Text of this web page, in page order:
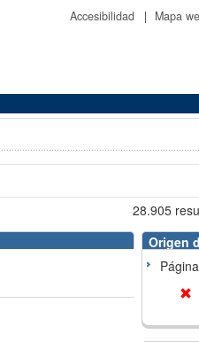
Accesibilidad | Mapa
28.905
Origen